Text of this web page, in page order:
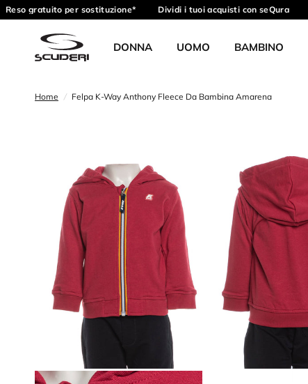
Reso gratuito per sostituzione* Dividi i tuoi acquisti con seQura
DONNA UOMO BAMBINO
Home / Felpa K-Way Anthony Fleece Da Bambina Amarena